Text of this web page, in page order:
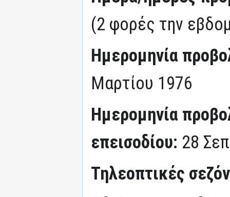
(2 φορές την
Ημερομηνία
Μαρτίου 1976
Ημερομηνία
επεισοδίου: 28
Τηλεοπτικές